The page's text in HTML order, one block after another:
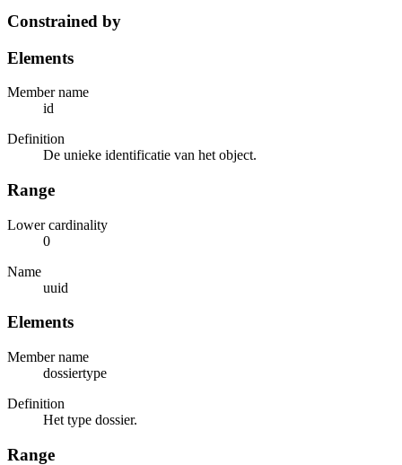
Constrained by
Elements
Member name
id
Definition
De unieke identificatie van het object.
Range
Lower cardinality
0
Name
uuid
Elements
Member name
dossiertype
Definition
Het type dossier.
Range